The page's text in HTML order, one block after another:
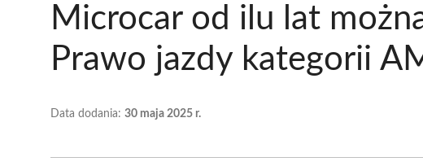
Microcar od ilu lat
Prawo jazdy kategorii
Data dodania: 30 maja 2025 r.